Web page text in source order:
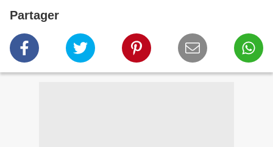
Partager